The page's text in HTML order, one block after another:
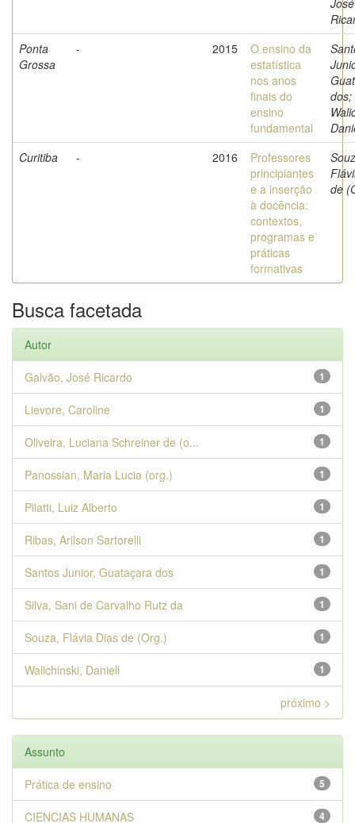
José
Ponta
Grossa
- 2015
O ensino da
estatística
nos anos
finais do
ensino
fundamental
dos;
Curitiba
- 2016
Professores
principiantes
e a inserção
à docência:
contextos,
programas e
práticas
formativas
de
Busca facetada
Autor
1
Galvão, José Ricardo
1
Lievore, Caroline
1
Oliveira, Luciana Schreiner de (o...
1
Panossian, Maria Lucia (org.)
1
Pilatti, Luiz Alberto
1
Ribas, Arilson Sartorelli
1
Santos Junior, Guataçara dos
1
Silva, Sani de Carvalho Rutz da
1
Souza, Flávia Dias de (Org.)
1
Walichinski, Danieli
próximo >
Assunto
5
Prática de ensino
4
CIENCIAS HUMANAS